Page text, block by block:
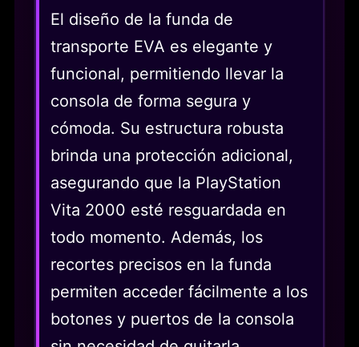
El diseño de la funda de
transporte EVA es elegante y
funcional, permitiendo llevar la
consola de forma segura y
cómoda. Su estructura robusta
brinda una protección adicional,
asegurando que la PlayStation
Vita 2000 esté resguardada en
todo momento. Además, los
recortes precisos en la funda
permiten acceder fácilmente a los
botones y puertos de la consola